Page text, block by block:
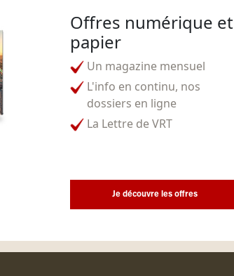
Offres numérique et
papier
Un magazine mensuel
L'info en continu, nos
dossiers en ligne
La Lettre de VRT
Je découvre les offres